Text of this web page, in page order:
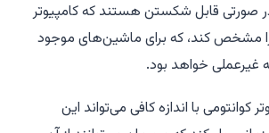
در صورتی قابل شکستن هستند که کامپیوتر
را مشخص کند، که برای ماشین‌های موجود
غیرعملی خواهد بود.
کوانتومی با اندازه کافی می‌تواند این